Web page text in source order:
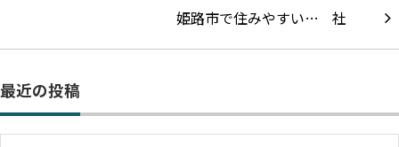
姫路市で住みやすい…
最近の投稿